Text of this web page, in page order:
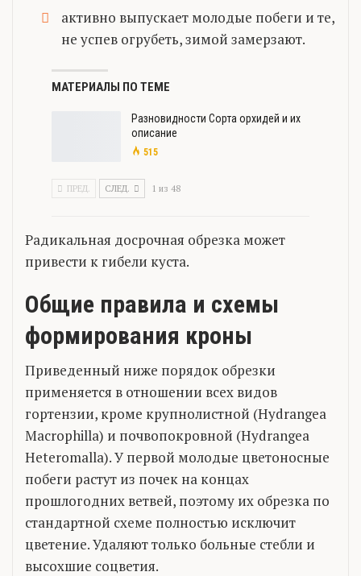
активно выпускает молодые побеги и те,
не успев огрубеть, зимой замерзают.
МАТЕРИАЛЫ ПО ТЕМЕ
Разновидности Сорта орхидей и их
описание
515
ПРЕД. СЛЕД. 1 из 48
Радикальная досрочная обрезка может
привести к гибели куста.
Общие правила и схемы
формирования кроны
Приведенный ниже порядок обрезки
применяется в отношении всех видов
гортензии, кроме крупнолистной (Hydrangea
Macrophilla) и почвопокровной (Hydrangea
Heteromalla). У первой молодые цветоносные
побеги растут из почек на концах
прошлогодних ветвей, поэтому их обрезка по
стандартной схеме полностью исключит
цветение. Удаляют только больные стебли и
высохшие соцветия.